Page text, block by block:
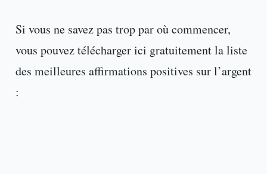
Si vous ne savez pas trop par où commencer,
vous pouvez télécharger ici gratuitement la liste
des meilleures affirmations positives sur l’argent
: